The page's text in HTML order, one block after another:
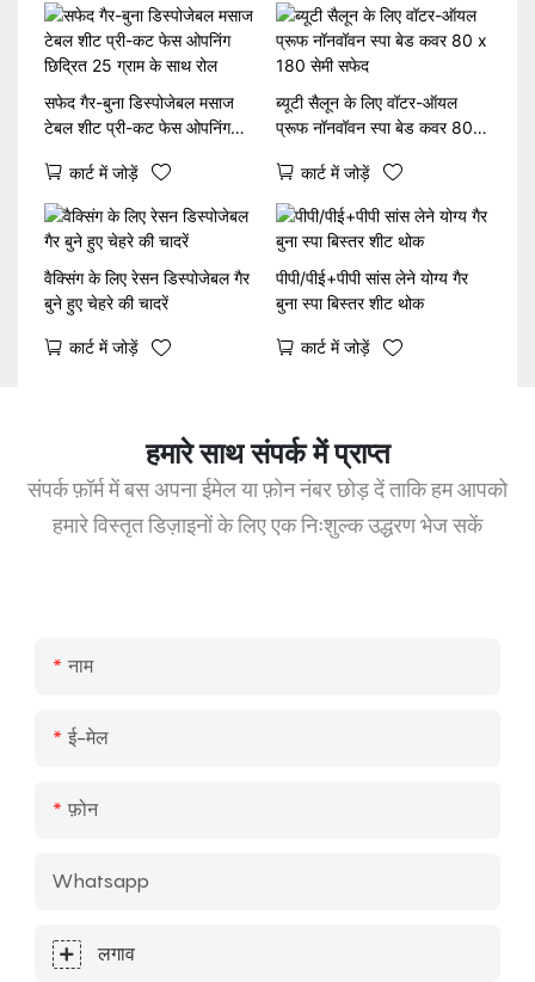
सफेद गैर-बुना डिस्पोजेबल मसाज
टेबल शीट प्री-कट फेस ओपनिंग
कार्ट में जोड़ें
ब्यूटी सैलून के लिए वॉटर-ऑयल
प्रूफ नॉनवॉवन स्पा बेड कवर 80 x
कार्ट में जोड़ें
वैक्सिंग के लिए रेसन डिस्पोजेबल गैर
बुने हुए चेहरे की चादरें
कार्ट में जोड़ें
पीपी/पीई+पीपी सांस लेने योग्य गैर
बुना स्पा बिस्तर शीट थोक
कार्ट में जोड़ें
हमारे साथ संपर्क में प्राप्त
संपर्क फ़ॉर्म में बस अपना ईमेल या फ़ोन नंबर छोड़ दें ताकि हम आपको
हमारे विस्तृत डिज़ाइनों के लिए एक निःशुल्क उद्धरण भेज सकें
नाम
ई-मेल
फ़ोन
Whatsapp
लगाव